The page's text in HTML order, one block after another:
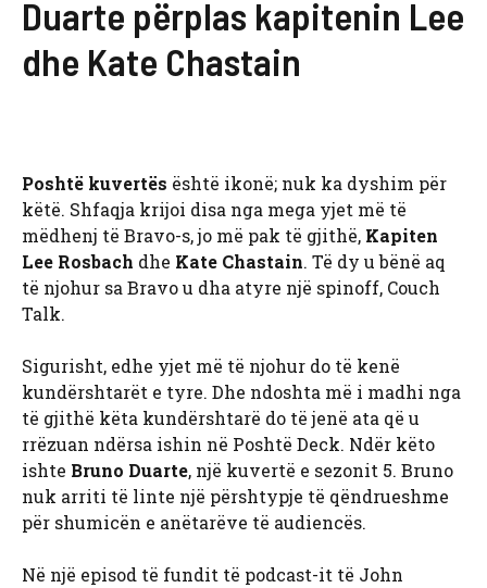
Duarte përplas kapitenin Lee
dhe Kate Chastain
Poshtë kuvertës është ikonë; nuk ka dyshim për
këtë. Shfaqja krijoi disa nga mega yjet më të
mëdhenj të Bravo-s, jo më pak të gjithë, Kapiten
Lee Rosbach dhe Kate Chastain. Të dy u bënë aq
të njohur sa Bravo u dha atyre një spinoff, Couch
Talk.
Sigurisht, edhe yjet më të njohur do të kenë
kundërshtarët e tyre. Dhe ndoshta më i madhi nga
të gjithë këta kundërshtarë do të jenë ata që u
rrëzuan ndërsa ishin në Poshtë Deck. Ndër këto
ishte Bruno Duarte, një kuvertë e sezonit 5. Bruno
nuk arriti të linte një përshtypje të qëndrueshme
për shumicën e anëtarëve të audiencës.
Në një episod të fundit të podcast-it të John